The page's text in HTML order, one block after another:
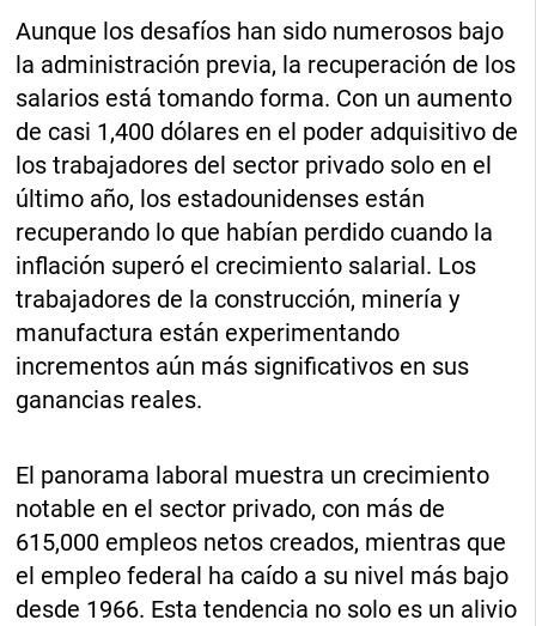
Aunque los desafíos han sido numerosos bajo
la administración previa, la recuperación de los
salarios está tomando forma. Con un aumento
de casi 1,400 dólares en el poder adquisitivo de
los trabajadores del sector privado solo en el
último año, los estadounidenses están
recuperando lo que habían perdido cuando la
inflación superó el crecimiento salarial. Los
trabajadores de la construcción, minería y
manufactura están experimentando
incrementos aún más significativos en sus
ganancias reales.
El panorama laboral muestra un crecimiento
notable en el sector privado, con más de
615,000 empleos netos creados, mientras que
el empleo federal ha caído a su nivel más bajo
desde 1966. Esta tendencia no solo es un alivio